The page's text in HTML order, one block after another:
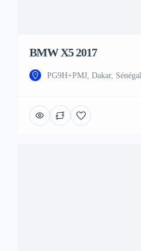
BMW X5 2017
PG9H+PMJ, Dakar, Sénégal